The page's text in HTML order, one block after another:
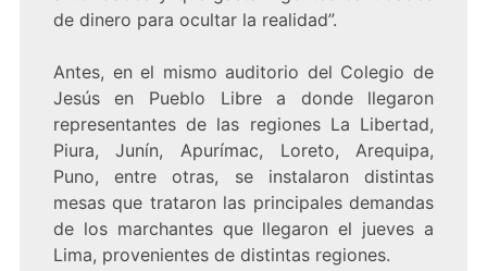
de dinero para ocultar la realidad”.
Antes, en el mismo auditorio del Colegio de
Jesús en Pueblo Libre a donde llegaron
representantes de las regiones La Libertad,
Piura, Junín, Apurímac, Loreto, Arequipa,
Puno, entre otras, se instalaron distintas
mesas que trataron las principales demandas
de los marchantes que llegaron el jueves a
Lima, provenientes de distintas regiones.